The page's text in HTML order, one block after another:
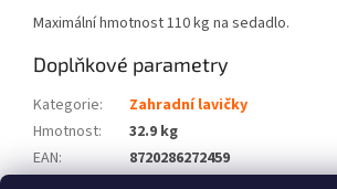
Maximální hmotnost 110 kg na sedadlo.
Doplňkové parametry
Kategorie:
Zahradní lavičky
Hmotnost:
32.9 kg
EAN:
8720286272459